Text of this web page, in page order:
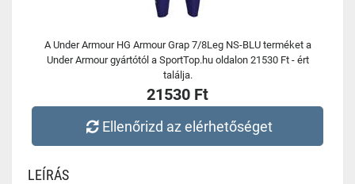
A Under Armour HG Armour Grap 7/8Leg NS-BLU terméket a
Under Armour gyártótól a SportTop.hu oldalon 21530 Ft - ért
találja.
21530 Ft
Ellenőrizd az elérhetőséget
LEÍRÁS